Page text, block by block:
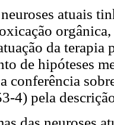
atuais
da
de hipóteses
conferência
4) pela